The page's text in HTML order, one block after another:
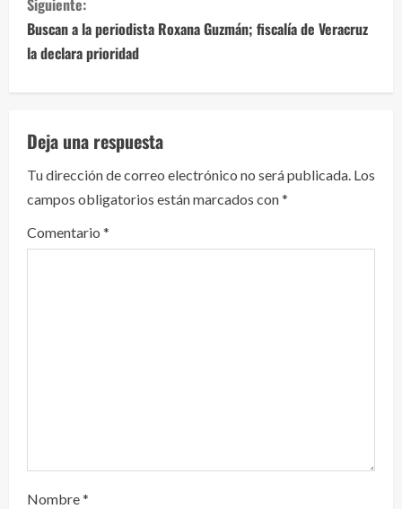
u
e
l
e
y
e
n
Siguiente:
Buscan a la periodista Roxana Guzmán; fiscalía de Veracruz
la declara prioridad
Deja una respuesta
Tu dirección de correo electrónico no será publicada. Los
campos obligatorios están marcados con*
Comentario *
Nombre*